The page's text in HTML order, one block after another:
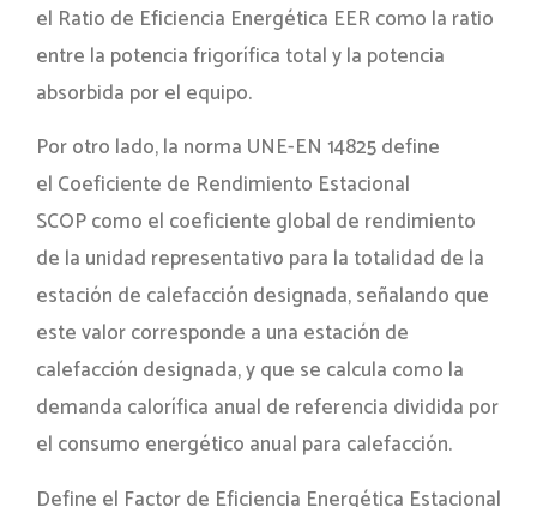
el Ratio de Eficiencia Energética EER como la ratio
entre la potencia frigorífica total y la potencia
absorbida por el equipo.
Por otro lado, la norma UNE-EN 14825 define
el Coeficiente de Rendimiento Estacional
SCOP como el coeficiente global de rendimiento
de la unidad representativo para la totalidad de la
estación de calefacción designada, señalando que
este valor corresponde a una estación de
calefacción designada, y que se calcula como la
demanda calorífica anual de referencia dividida por
el consumo energético anual para calefacción.
Define el Factor de Eficiencia Energética Estacional